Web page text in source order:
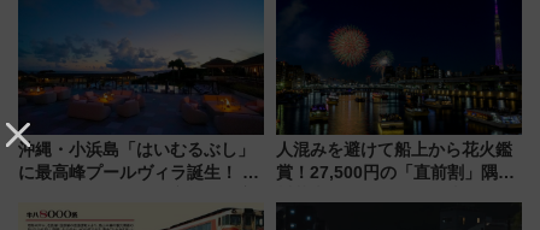
沖縄・小浜島「はいむるぶし」
に最高峰プールヴィラ誕生！ 石
美旅「何もしない贅沢」を体験
人混みを避けて船上から花火鑑
賞！27,500円の「直前割」隅田
メも持ち込みOK